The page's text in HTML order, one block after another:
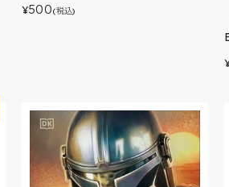
¥500(税込)